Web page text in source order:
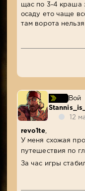
щас по 3-4 краша
осаду ето чаще
там ворота нельзя
Вой
12
revo1te,
У меня схожая
путешествия по
За час игры